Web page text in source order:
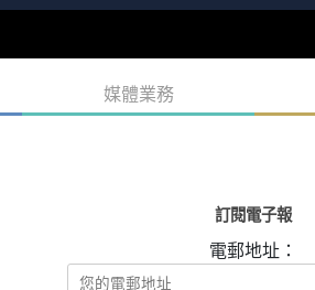
媒體業務
訂閱電子報
電郵地址：